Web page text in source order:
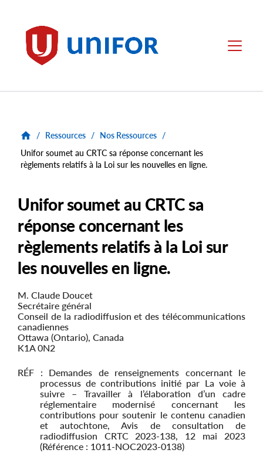
Unifor Menu
/ Ressources / Nos Ressources /
Unifor soumet au CRTC sa réponse concernant les
règlements relatifs à la Loi sur les nouvelles en ligne.
Unifor soumet au CRTC sa
réponse concernant les
règlements relatifs à la Loi sur
les nouvelles en ligne.
M. Claude Doucet
Secrétaire général
Conseil de la radiodiffusion et des télécommunications
canadiennes
Ottawa (Ontario), Canada
K1A 0N2
RÉF : Demandes de renseignements concernant le
processus de contributions initié par La voie à
suivre – Travailler à l’élaboration d’un cadre
réglementaire modernisé concernant les
contributions pour soutenir le contenu canadien
et autochtone, Avis de consultation de
radiodiffusion CRTC 2023-138, 12 mai 2023
(Référence : 1011-NOC2023-0138)